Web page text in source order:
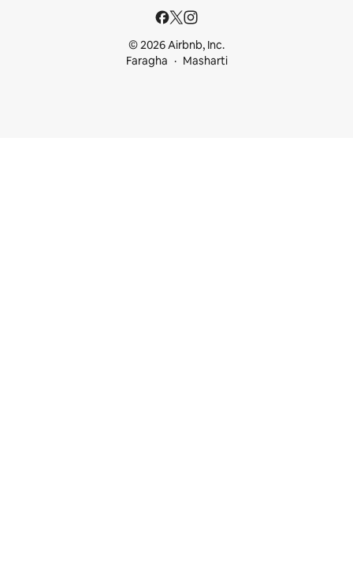
© 2026 Airbnb, Inc.
Faragha
Masharti